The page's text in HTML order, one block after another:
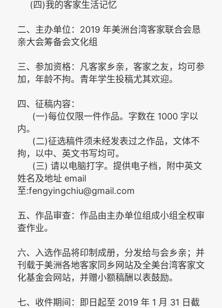
(四)我的客家生活记忆
二、主办单位：2019 年美洲台湾客家联合会恳
亲大会筹备会文化组
三、参加资格：凡客家乡亲，客家之友，均可参
加，年龄不拘。青年学生投稿尤其欢迎。
四、征稿内容：
(一)每位仅限一件作品。字数在 1000 字以
内。
(二)征选稿件须未经发表过之作品，文体不
拘，以中、英文书写均可。
(三) 请以电脑打字。提供电子档，附中英文
姓名及地址 email
至:fengyingchiu@gmail.com
五、作品审查：作品由主办单位组成小组全权审
查作业。
六、入选作品将印制成册，分发给与会乡亲；并
刊载于美洲各地客家同乡网站及全美台湾客家文
化基金会网站，并赠小额稿酬以表鼓励。
七、收件期间：即日起至 2019 年 1 月 31 日截